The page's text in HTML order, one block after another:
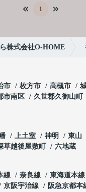
1
株式会社O-HOME
市 枚方市 高槻市
市南区 久世郡久御山町
上土室 神明 東山
草越後屋敷町 六地蔵
線 奈良線
東海道本線
京阪宇治線
阪急京都本